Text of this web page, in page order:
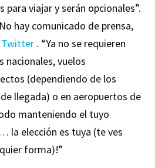
para viajar y serán opcionales”.
hay comunicado de prensa,
Twitter. “Ya no se requieren
nacionales, vuelos
(dependiendo de los
llegada) o en aeropuertos de
manteniendo el tuyo
la elección es tuya (te ves
forma)!”